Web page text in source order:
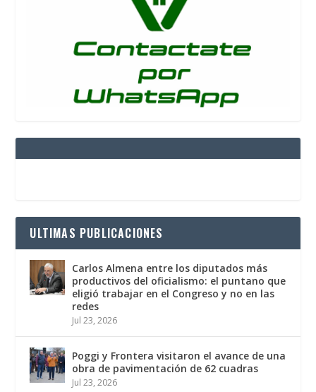
ULTIMAS PUBLICACIONES
Carlos Almena entre los diputados más
productivos del oficialismo: el puntano que
eligió trabajar en el Congreso y no en las
redes
Jul 23, 2026
Poggi y Frontera visitaron el avance de una
obra de pavimentación de 62 cuadras
Jul 23, 2026